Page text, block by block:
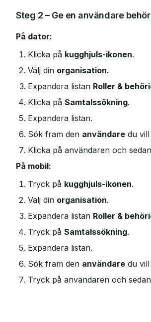
Steg 2 – Ge en användare
På dator:
Klicka på kugghjuls-ikonen.
Välj din organisation.
Expandera listan Roller &
Klicka på Samtalssökning.
Expandera listan.
Sök fram den användare du
Klicka på användaren och
På mobil:
Tryck på kugghjuls-ikonen.
Välj din organisation.
Expandera listan Roller &
Tryck på Samtalssökning.
Expandera listan.
Sök fram den användare du
Tryck på användaren och